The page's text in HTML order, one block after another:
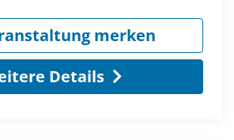
merken
Details